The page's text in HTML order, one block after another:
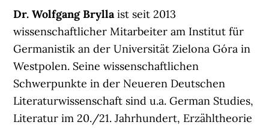
Dr. Wolfgang Bryllaist seit 2013
wissenschaftlicher Mitarbeiter am Institut für
Germanistik an der Universität Zielona Góra in
Westpolen. Seine wissenschaftlichen
Schwerpunkte in der Neueren Deutschen
Literaturwissenschaft sind u.a. German Studies,
Literatur im 20./21. Jahrhundert, Erzähltheorie